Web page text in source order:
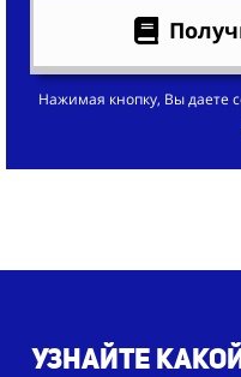
Нажимая кнопку, Вы даете
Узнайте